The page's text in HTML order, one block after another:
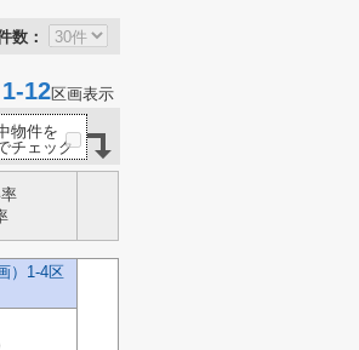
数：
12区画表示
物件を
チェック
）1-4区